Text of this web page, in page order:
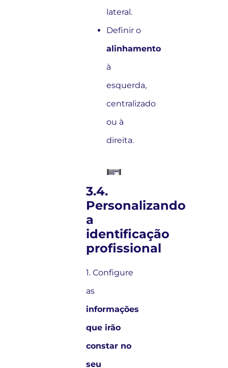
lateral.
Definir o
alinhamento
à
esquerda,
centralizado
ou à
direita.
3.4.
Personalizando
a
identificação
profissional
1. Configure
as
informações
que irão
constar no
seu